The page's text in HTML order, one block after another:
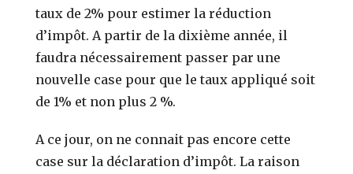
taux de 2% pour estimer la réduction
d’impôt. A partir de la dixième année, il
faudra nécessairement passer par une
nouvelle case pour que le taux appliqué soit
de 1% et non plus 2 %.
A ce jour, on ne connait pas encore cette
case sur la déclaration d’impôt. La raison